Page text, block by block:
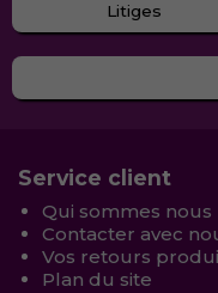
Litiges
Service client
Qui sommes nous
Contacter avec
Vos retours
Plan du site